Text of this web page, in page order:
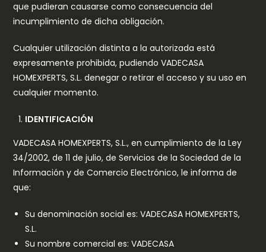
que pudieran causarse como consecuencia del
incumplimiento de dicha obligación.
Cualquier utilización distinta a la autorizada está
expresamente prohibida, pudiendo VADECASA
HOMEXPERTS, S.L. denegar o retirar el acceso y su uso en
cualquier momento.
IDENTIFICACIÓN
VADECASA HOMEXPERTS, S.L., en cumplimiento de la Ley
34/2002, de 11 de julio, de Servicios de la Sociedad de la
Información y de Comercio Electrónico, le informa de
que:
Su denominación social es: VADECASA HOMEXPERTS,
S.L.
Su nombre comercial es: VADECASA